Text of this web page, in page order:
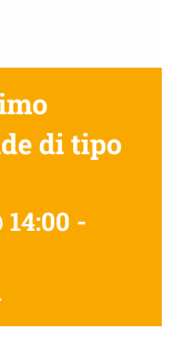
di tipo
-